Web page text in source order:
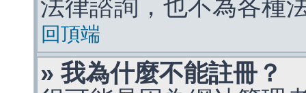
法律諮詢，也不為各種
回頂端
» 我為什麼不能註冊？